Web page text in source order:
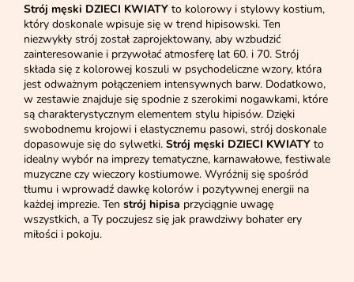
Strój męski DZIECI KWIATY to kolorowy i stylowy kostium,
który doskonale wpisuje się w trend hipisowski. Ten
niezwykły strój został zaprojektowany, aby wzbudzić
zainteresowanie i przywołać atmosferę lat 60. i 70. Strój
składa się z kolorowej koszuli w psychodeliczne wzory, która
jest odważnym połączeniem intensywnych barw. Dodatkowo,
w zestawie znajduje się spodnie z szerokimi nogawkami, które
są charakterystycznym elementem stylu hipisów. Dzięki
swobodnemu krojowi i elastycznemu pasowi, strój doskonale
dopasowuje się do sylwetki. Strój męski DZIECI KWIATY to
idealny wybór na imprezy tematyczne, karnawałowe, festiwale
muzyczne czy wieczory kostiumowe. Wyróżnij się spośród
tłumu i wprowadź dawkę kolorów i pozytywnej energii na
każdej imprezie. Ten strój hipisa przyciągnie uwagę
wszystkich, a Ty poczujesz się jak prawdziwy bohater ery
miłości i pokoju.